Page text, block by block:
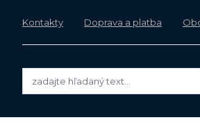
Kontakty Doprava a platba